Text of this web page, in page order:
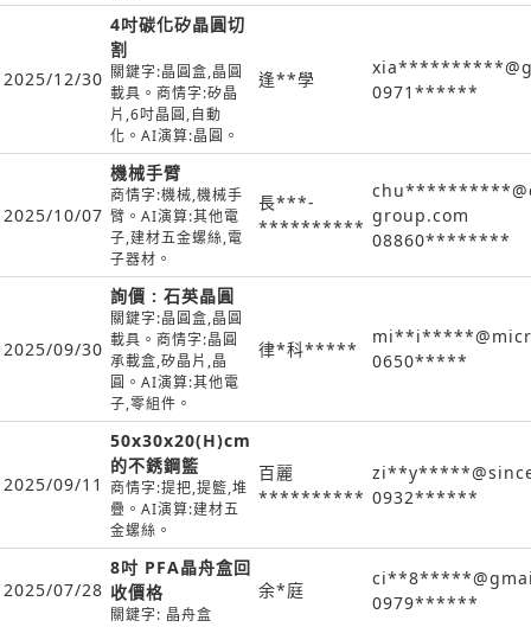
2025/12/30
4吋碳化矽晶圓切
割
關鍵字:晶圓盒,晶圓
載具。商情字:矽晶
片,6吋晶圓,自動
化。AI演算:晶圓。
逢**學
0971******
2025/10/07
機械手臂
商情字:機械,機械手
臂。AI演算:其他電
子,建材五金螺絲,電
子器材。
長***-
**********
group.com
08860********
2025/09/30
詢價 : 石英晶圓
關鍵字:晶圓盒,晶圓
載具。商情字:晶圓
承載盒,矽晶片,晶
圓。AI演算:其他電
子,零組件。
律*科*****
0650*****
2025/09/11
50x30x20(H)cm
的不銹鋼籃
商情字:提把,提籃,堆
疊。AI演算:建材五
金螺絲。
百麗
********** 0932******
2025/07/28
8吋 PFA晶舟盒回
收價格
關鍵字: 晶舟盒
余*庭
0979******